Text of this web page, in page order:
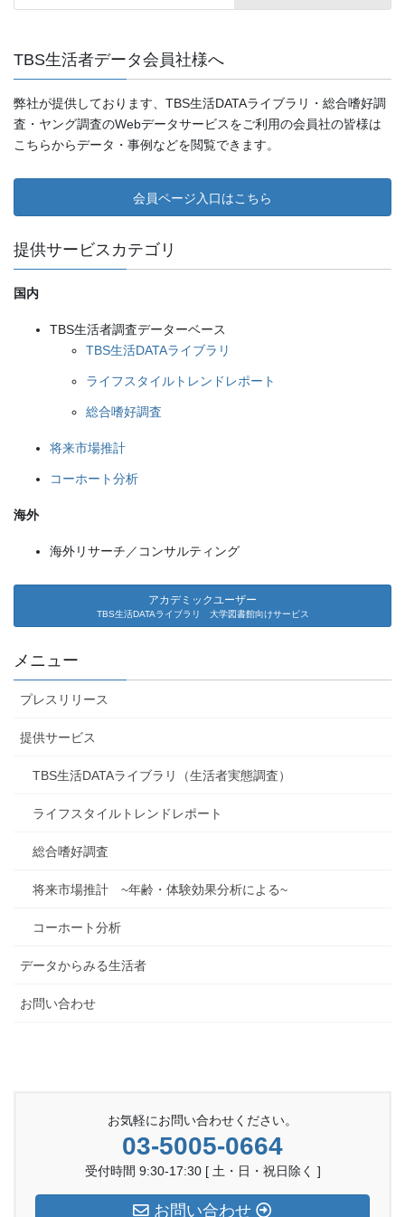
TBS生活者データ会員社様へ
弊社が提供しております、TBS生活DATAライブラリ・総合嗜好調
査・ヤング調査のWebデータサービスをご利用の会員社の皆様は
こちらからデータ・事例などを閲覧できます。
会員ページ入口はこちら
提供サービスカテゴリ
国内
TBS生活者調査データーベース
TBS生活DATAライブラリ
ライフスタイルトレンドレポート
総合嗜好調査
将来市場推計
コーホート分析
海外
海外リサーチ／コンサルティング
アカデミックユーザー
TBS生活DATAライブラリ 大学図書館向けサービス
メニュー
プレスリリース
提供サービス
TBS生活DATAライブラリ（生活者実態調査）
ライフスタイルトレンドレポート
総合嗜好調査
将来市場推計 ~年齢・体験効果分析による~
コーホート分析
データからみる生活者
お問い合わせ
お気軽にお問い合わせください。
03-5005-0664
受付時間 9:30-17:30 [ 土・日・祝日除く ]
お問い合わせ